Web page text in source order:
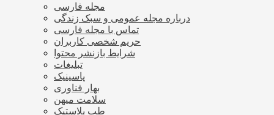
مجله فارسی
درباره مجله عمومی و سبک زندگی
تماس با مجله فارسی
حریم شخصی کاربران
شرایط بازنشر محتوا
تبلیغات
پاسینیک
بهار فناوری
سلامت میهن
طب پلاستیک